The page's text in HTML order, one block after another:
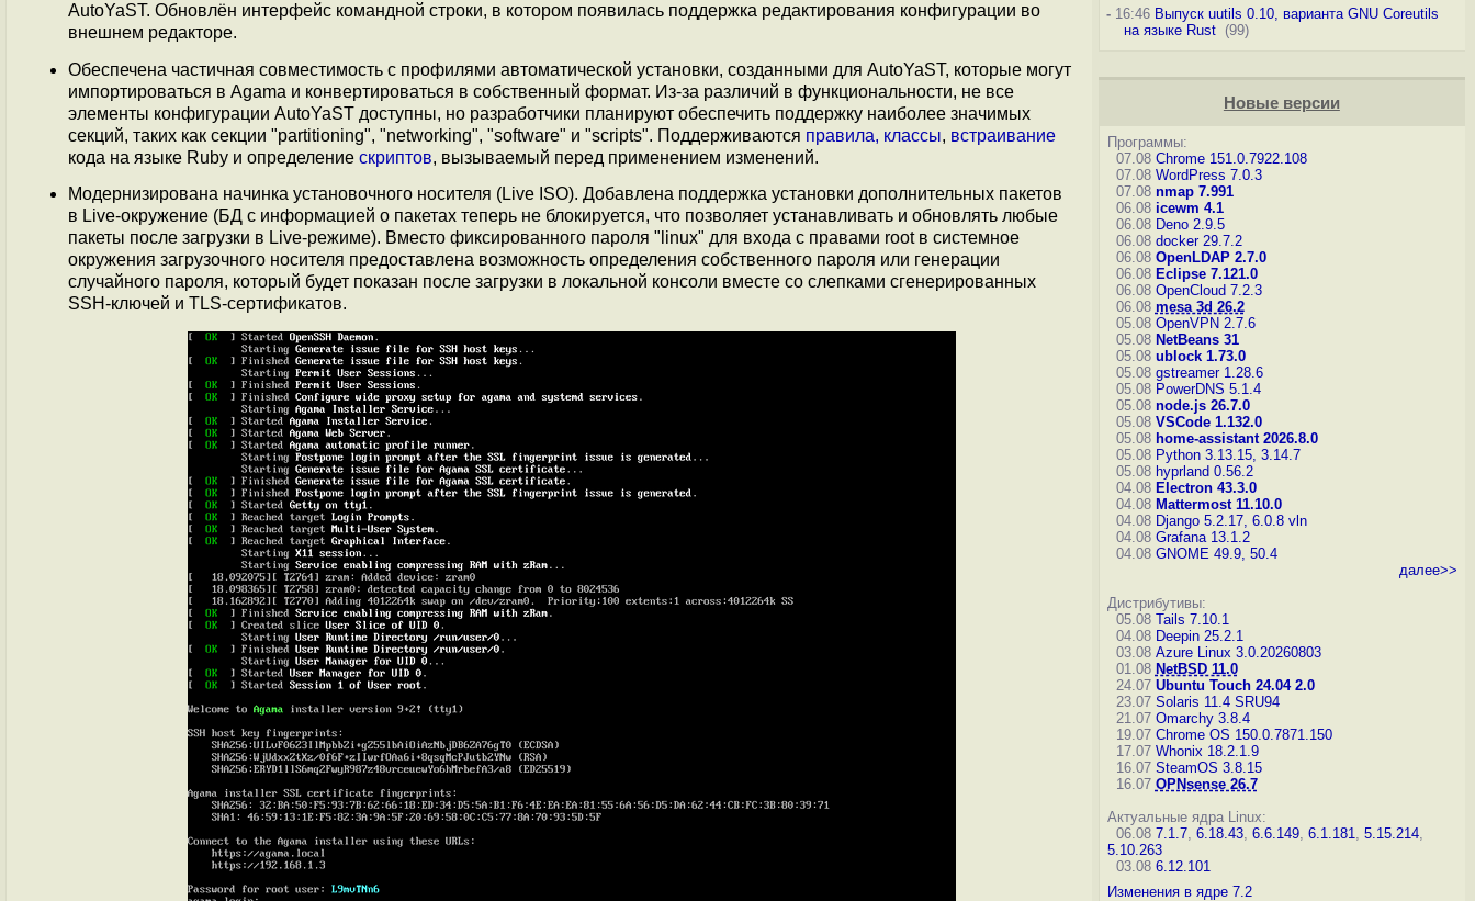
AutoYaST. Обновлён интерфейс командной строки, в котором появилась поддержка редактирования конфигурации во
внешнем редакторе.
Обеспечена частичная совместимость с профилями автоматической установки, созданными для AutoYaST, которые могут
импортироваться в Agama и конвертироваться в собственный формат. Из-за различий в функциональности, не все
элементы конфигурации AutoYaST доступны, но разработчики планируют обеспечить поддержку наиболее значимых
секций, таких как секции "partitioning", "networking", "software" и "scripts". Поддерживаются правила, классы, встраивание
кода на языке Ruby и определение скриптов, вызываемый перед применением изменений.
Модернизирована начинка установочного носителя (Live ISO). Добавлена поддержка установки дополнительных пакетов
в Live-окружение (БД c информацией о пакетах теперь не блокируется, что позволяет устанавливать и обновлять любые
пакеты после загрузки в Live-режиме). Вместо фиксированного пароля "linux" для входа с правами root в системное
окружения загрузочного носителя предоставлена возможность определения собственного пароля или генерации
случайного пароля, который будет показан после загрузки в локальной консоли вместе со слепками сгенерированных
SSH-ключей и TLS-сертификатов.
-16:46 Выпуск uutils 0.10, варианта GNU Coreutils
на языке Rust (99)
Новые версии
Программы:
07.08 Chrome 151.0.7922.108
07.08 WordPress 7.0.3
07.08 nmap 7.991
06.08 icewm 4.1
06.08 Deno 2.9.5
06.08 docker 29.7.2
06.08 OpenLDAP 2.7.0
06.08 Eclipse 7.121.0
06.08 OpenCloud 7.2.3
06.08 mesa 3d 26.2
05.08 OpenVPN 2.7.6
05.08 NetBeans 31
05.08 ublock 1.73.0
05.08 gstreamer 1.28.6
05.08 PowerDNS 5.1.4
05.08 node.js 26.7.0
05.08 VSCode 1.132.0
05.08 home-assistant 2026.8.0
05.08 Python 3.13.15, 3.14.7
05.08 hyprland 0.56.2
04.08 Electron 43.3.0
04.08 Mattermost 11.10.0
04.08 Django 5.2.17, 6.0.8 vln
04.08 Grafana 13.1.2
04.08 GNOME 49.9, 50.4
далее>>
Дистрибутивы:
05.08 Tails 7.10.1
04.08 Deepin 25.2.1
03.08 Azure Linux 3.0.20260803
01.08 NetBSD 11.0
24.07 Ubuntu Touch 24.04 2.0
23.07 Solaris 11.4 SRU94
21.07 Omarchy 3.8.4
19.07 Chrome OS 150.0.7871.150
17.07 Whonix 18.2.1.9
16.07 SteamOS 3.8.15
16.07 OPNsense 26.7
Актуальные ядра Linux:
06.08 7.1.7, 6.18.43, 6.6.149, 6.1.181, 5.15.214,
5.10.263
03.08 6.12.101
Изменения в ядре 7.2